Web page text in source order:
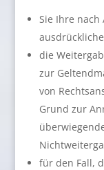
Sie Ihre nach
die
zur
von
Grund zur
für den Fall,